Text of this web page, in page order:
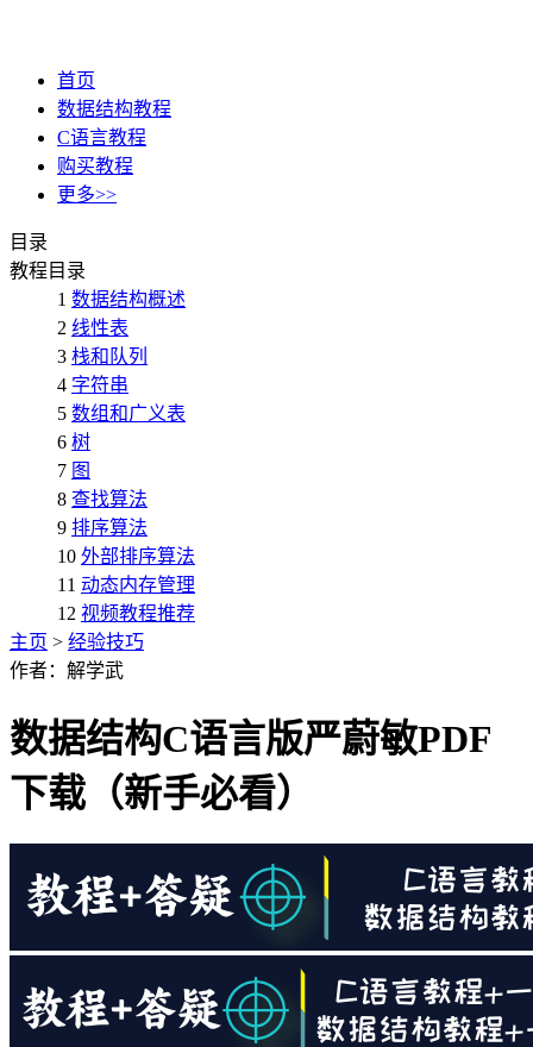
首页
数据结构教程
C语言教程
购买教程
更多>>
目录
教程目录
1 数据结构概述
2 线性表
3 栈和队列
4 字符串
5 数组和广义表
6 树
7 图
8 查找算法
9 排序算法
10 外部排序算法
11 动态内存管理
12 视频教程推荐
主页 > 经验技巧
作者：解学武
数据结构C语言版严蔚敏PDF
下载（新手必看）